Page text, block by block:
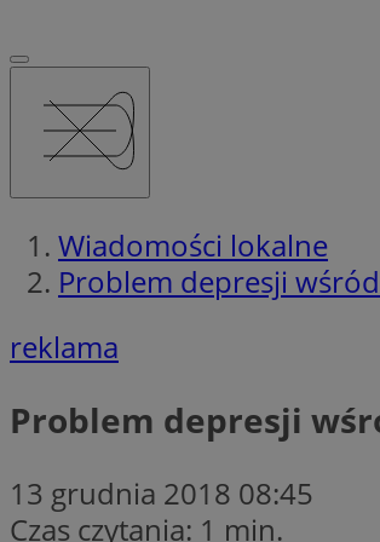
Wiadomości lokalne
Problem depresji
reklama
Problem depresji
13 grudnia 2018 08:45
Czas czytania: 1 min.